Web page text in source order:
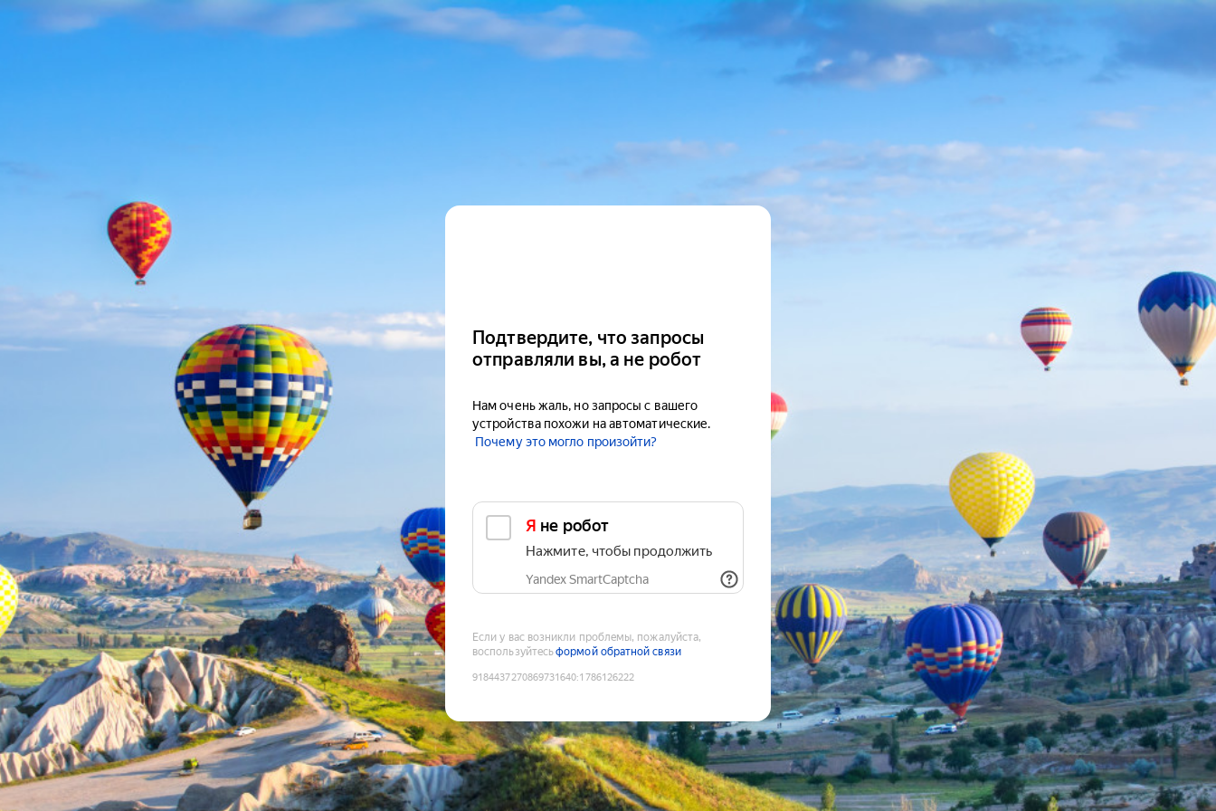
Подтвердите, что запросы
отправляли вы, а не робот
Нам очень жаль, но запросы с вашего
устройства похожи на автоматические.
Почему это могло произойти?
Я не робот
Нажмите, чтобы продолжить
Yandex SmartCaptcha
Если у вас возникли проблемы, пожалуйста,
воспользуйтесьформой обратной связи
9184437270869731640:1786126222